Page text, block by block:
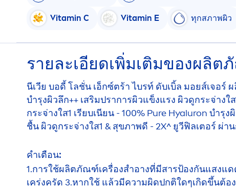
Vitamin C Vitamin E ทุกสภาพผิว
รายละเอียดเพิ่มเติมของผลิ
นีเวีย บอดี้ โลชั่น เอ็กซ์ตร้า ไบรท์ ดับเบิ้ล มอยส์เจอ
บำรุงผิวลึก++ เสริมปราการผิวแข็งแรง ผิวดูกระจ่า
กระจ่างใส1 เรียบเนียน - 100% Pure Hyaluron บำรุง
ชื้น ผิวดูกระจ่างใส1 & สุขภาพดี - 2X^ ยูวีฟิลเตอร์
คำเตือน:
1.การใช้ผลิตภัณฑ์เครื่องสำอางที่มีสารป้องกันแสงแ
เคร่งครัด 3.หากใช้ แล้วมีความผิดปกติใดๆเกิดขึ้นต้